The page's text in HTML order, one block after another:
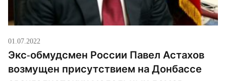
01.07.2022
Экс-обмудсмен России Павел Астахов
возмущен присутствием на Донбассе